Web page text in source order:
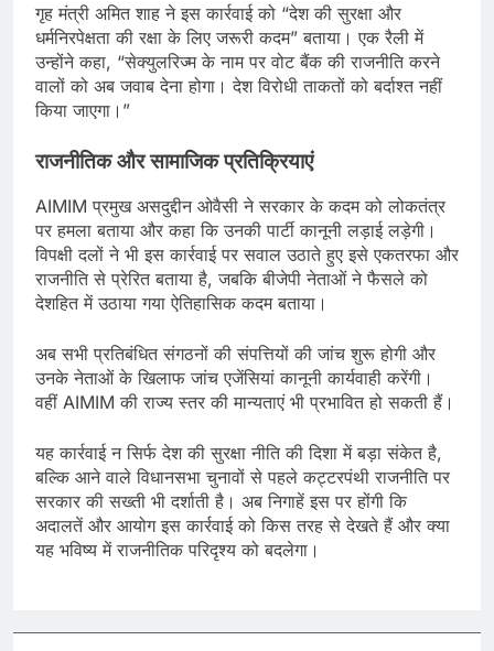
गृह मंत्री अमित शाह ने इस कार्रवाई को “देश की सुरक्षा और
धर्मनिरपेक्षता की रक्षा के लिए जरूरी कदम” बताया। एक रैली में
उन्होंने कहा, “सेक्युलरिज्म के नाम पर वोट बैंक की राजनीति करने
वालों को अब जवाब देना होगा। देश विरोधी ताकतों को बर्दाश्त नहीं
किया जाएगा।”
राजनीतिक और सामाजिक प्रतिक्रियाएं
AIMIM प्रमुख असदुद्दीन ओवैसी ने सरकार के कदम को लोकतंत्र
पर हमला बताया और कहा कि उनकी पार्टी कानूनी लड़ाई लड़ेगी।
विपक्षी दलों ने भी इस कार्रवाई पर सवाल उठाते हुए इसे एकतरफा और
राजनीति से प्रेरित बताया है, जबकि बीजेपी नेताओं ने फैसले को
देशहित में उठाया गया ऐतिहासिक कदम बताया।
अब सभी प्रतिबंधित संगठनों की संपत्तियों की जांच शुरू होगी और
उनके नेताओं के खिलाफ जांच एजेंसियां कानूनी कार्यवाही करेंगी।
वहीं AIMIM की राज्य स्तर की मान्यताएं भी प्रभावित हो सकती हैं।
यह कार्रवाई न सिर्फ देश की सुरक्षा नीति की दिशा में बड़ा संकेत है,
बल्कि आने वाले विधानसभा चुनावों से पहले कट्टरपंथी राजनीति पर
सरकार की सख्ती भी दर्शाती है। अब निगाहें इस पर होंगी कि
अदालतें और आयोग इस कार्रवाई को किस तरह से देखते हैं और क्या
यह भविष्य में राजनीतिक परिदृश्य को बदलेगा।